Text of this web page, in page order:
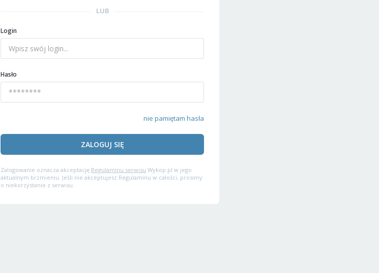
LUB
Login
Hasło
nie pamiętam hasła
ZALOGUJ SIĘ
Zalogowanie oznacza akceptację Regulaminu serwisu Wykop.pl w jego
aktualnym brzmieniu. Jeśli nie akceptujesz Regulaminu w całości, prosimy
o niekorzystanie z serwisu.